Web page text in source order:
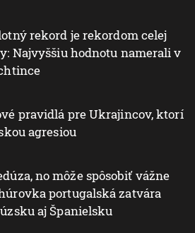
rekord je rekordom celej
Najvyššiu hodnotu namerali v
pravidlá pre Ukrajincov, ktorí
agresiou
no môže spôsobiť vážne
portugalská zatvára
aj Španielsku